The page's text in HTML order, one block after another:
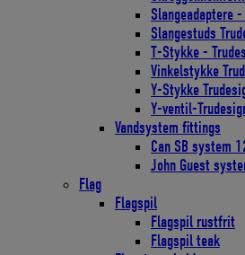
Slangeadaptere
Slangestuds
T-Stykke -
Vinkelstykke
Y-Stykke
Y-ventil-
Vandsystem fittings
Can SB system
John Guest
Flag
Flagspil
Flagspil rustfrit
Flagspil teak